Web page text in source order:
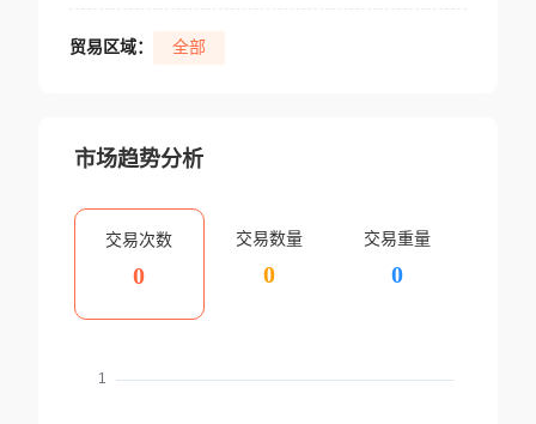
贸易区域： 全部
市场趋势分析
交易次数
0
交易数量
0
交易重量
0